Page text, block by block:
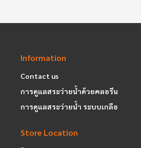
Information
Contact us
การดูแลสระว่ายน้ำด้วยคลอรีน
การดูแลสระว่ายน้ำ ระบบเกลือ
Store Location